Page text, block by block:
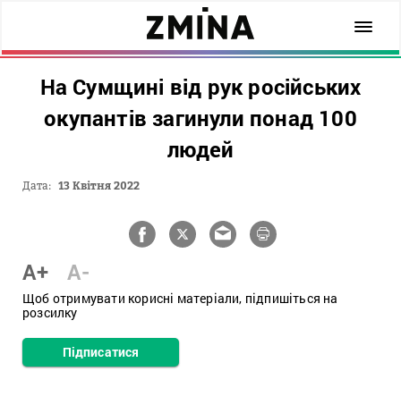
На Сумщині від рук російських
окупантів загинули понад 100
людей
Дата: 13 Квітня 2022
A+ A-
Щоб отримувати корисні матеріали, підпишіться на
розсилку
Підписатися